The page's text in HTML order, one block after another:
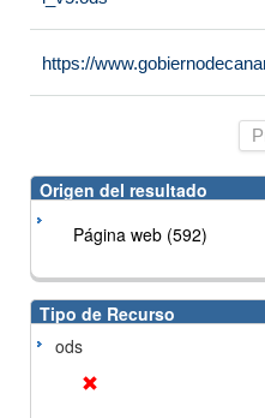
https://
Origen del resultado
Página web (592)
Tipo de Recurso
ods